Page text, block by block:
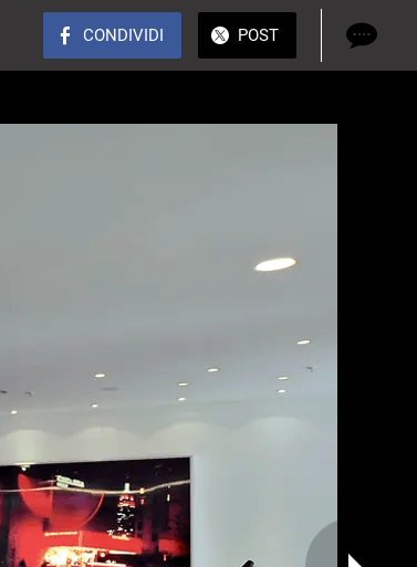
CONDIVIDI POST